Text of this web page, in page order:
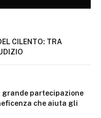
CILENTO: TRA
partecipazione
che aiuta gli